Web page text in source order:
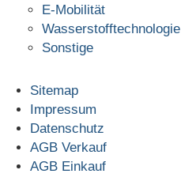
E-Mobilität
Wasserstofftechnologie
Sonstige
Sitemap
Impressum
Datenschutz
AGB Verkauf
AGB Einkauf